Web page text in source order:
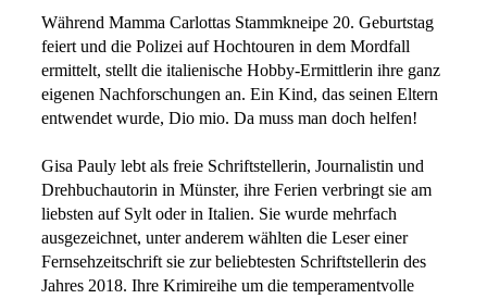
Während Mamma Carlottas Stammkneipe 20. Geburtstag
feiert und die Polizei auf Hochtouren in dem Mordfall
ermittelt, stellt die italienische Hobby-Ermittlerin ihre ganz
eigenen Nachforschungen an. Ein Kind, das seinen Eltern
entwendet wurde, Dio mio. Da muss man doch helfen!
Gisa Pauly lebt als freie Schriftstellerin, Journalistin und
Drehbuchautorin in Münster, ihre Ferien verbringt sie am
liebsten auf Sylt oder in Italien. Sie wurde mehrfach
ausgezeichnet, unter anderem wählten die Leser einer
Fernsehzeitschrift sie zur beliebtesten Schriftstellerin des
Jahres 2018. Ihre Krimireihe um die temperamentvolle